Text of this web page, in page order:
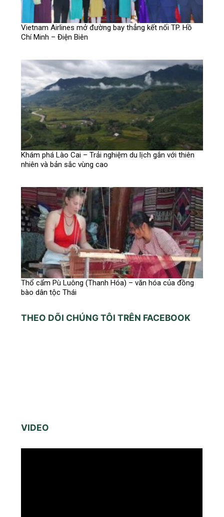
Vietnam Airlines mở đường bay thẳng kết nối TP. Hồ
Chí Minh – Điện Biên
Khám phá Lào Cai – Trải nghiệm du lịch gắn với thiên
nhiên và bản sắc vùng cao
Thổ cẩm Pù Luông (Thanh Hóa) – văn hóa của đồng
bào dân tộc Thái
THEO DÕI CHÚNG TÔI TRÊN FACEBOOK
VIDEO